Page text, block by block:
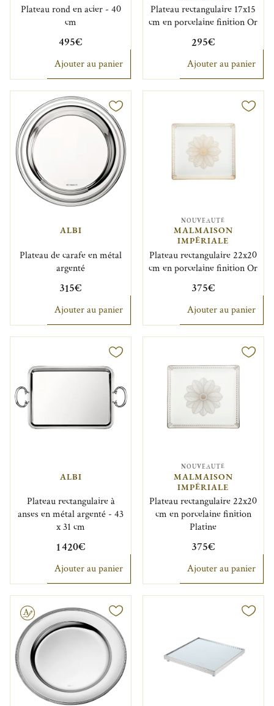
Plateau rond en acier - 40
cm
495€
Ajouter au panier
Plateau rectangulaire 17x15
cm en porcelaine finition Or
295€
Ajouter au panier
ALBI
Plateau de carafe en métal
argenté
315€
Ajouter au panier
NOUVEAUTÉ
MALMAISON
IMPÉRIALE
Plateau rectangulaire 22x20
cm en porcelaine finition Or
375€
Ajouter au panier
ALBI
Plateau rectangulaire à
anses en métal argenté - 43
x 31 cm
1 420€
Ajouter au panier
NOUVEAUTÉ
MALMAISON
IMPÉRIALE
Plateau rectangulaire 22x20
cm en porcelaine finition
Platine
375€
Ajouter au panier